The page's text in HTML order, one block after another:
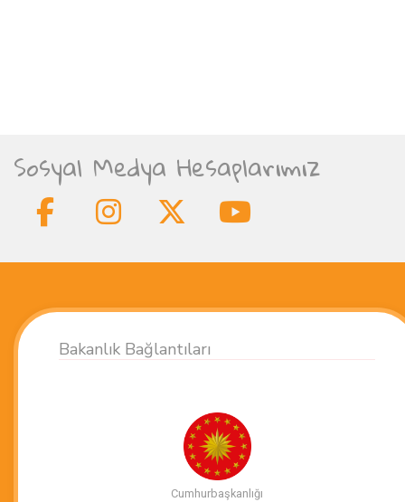
Sosyal Medya Hesaplarımız
Bakanlık Bağlantıları
Cumhurbaşkanlığı